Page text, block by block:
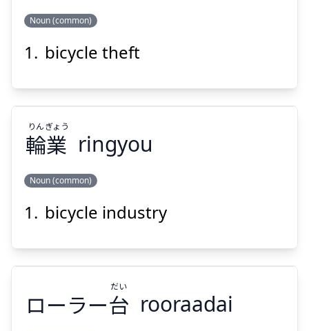
Suspend
Noun (common)
bicycle theft
輪
りん
ぎょう
輪業
りんぎょう
ringyou
Noun (common)
bicycle industry
ローラー台
だい
rooraadai